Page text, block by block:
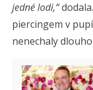
jedné lodi,“
piercingem v
nenechaly